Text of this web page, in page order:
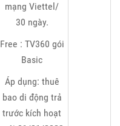
mạng Viettel/
30 ngày.
Free : TV360 gói
Basic
Áp dụng: thuê
bao di động trả
trước kích hoạt